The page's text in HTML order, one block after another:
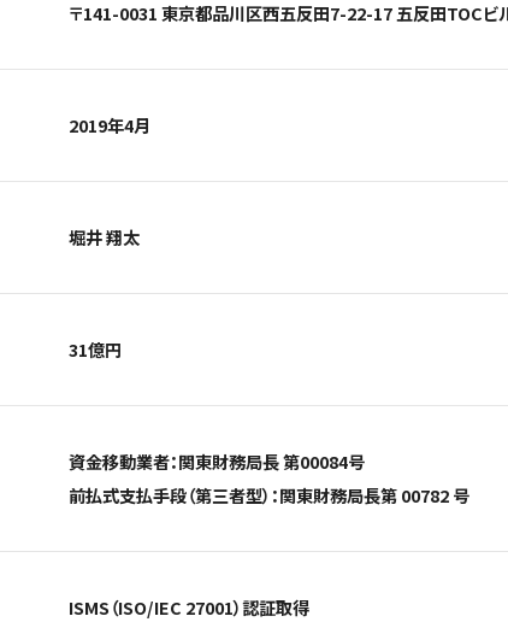
〒141-0031 東京都品川区西五反田7-22-17 五反田TOCビ
2019年4月
堀井 翔太
31億円
資金移動業者：関東財務局長 第00084号
前払式支払手段（第三者型）：関東財務局長第 00782 号
ISMS（ISO/IEC 27001）認証取得